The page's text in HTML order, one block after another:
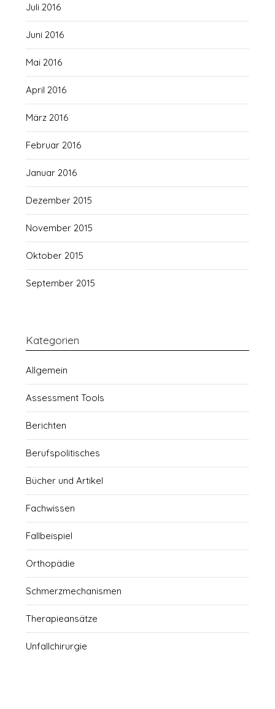
Juli 2016
Juni 2016
Mai 2016
April 2016
März 2016
Februar 2016
Januar 2016
Dezember 2015
November 2015
Oktober 2015
September 2015
Kategorien
Allgemein
Assessment Tools
Berichten
Berufspolitisches
Bücher und Artikel
Fachwissen
Fallbeispiel
Orthopädie
Schmerzmechanismen
Therapieansätze
Unfallchirurgie